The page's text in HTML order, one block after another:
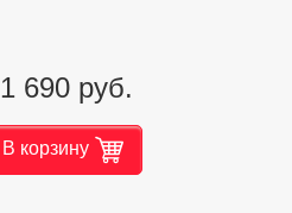
1 690 руб.
В корзину